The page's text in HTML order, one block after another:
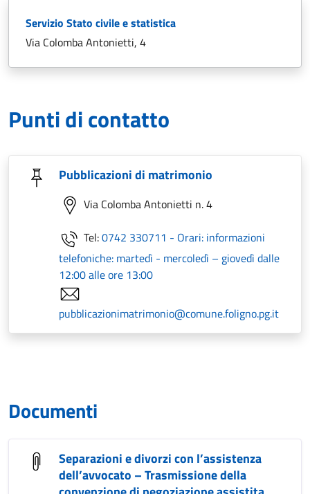
Servizio Stato civile e statistica
Via Colomba Antonietti, 4
Punti di contatto
Pubblicazioni di matrimonio
Via Colomba Antonietti n. 4
Tel:0742 330711 - Orari: informazioni
telefoniche: martedì - mercoledì – giovedì dalle
12:00 alle ore 13:00
pubblicazionimatrimonio@comune.foligno.pg.it
Documenti
Separazioni e divorzi con l’assistenza
dell’avvocato – Trasmissione della